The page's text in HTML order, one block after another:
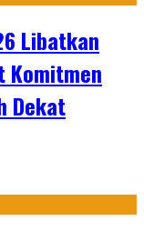
Libatkan
Komitmen
Dekat